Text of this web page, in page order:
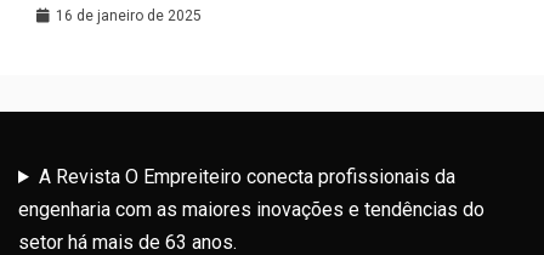
Latina
16 de janeiro de 2025
A Revista O Empreiteiro conecta profissionais da
engenharia com as maiores inovações e tendências do
setor há mais de 63 anos.